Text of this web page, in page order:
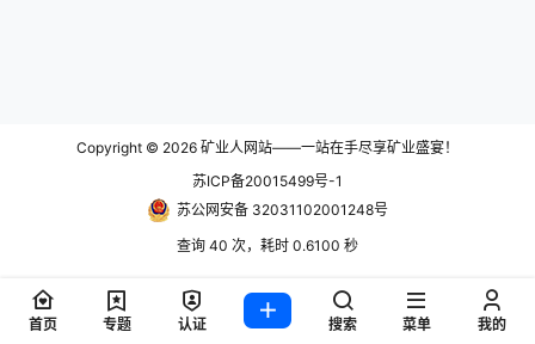
Copyright © 2026 矿业人网站——一站在手尽享矿业盛宴！
苏ICP备20015499号-1
苏公网安备 32031102001248号
查询 40 次，耗时 0.6100 秒
首页 专题 认证 搜索 菜单 我的